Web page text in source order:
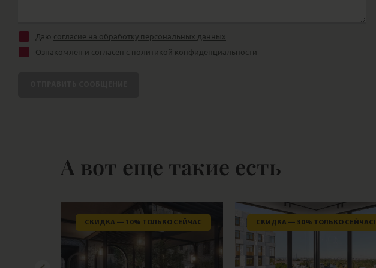
Даю согласие на обработку персональных данных
Ознакомлен и согласен с политикой конфиденциальности
А вот еще такие есть
СКИДКА — 10% ТОЛЬКО СЕЙЧАС СКИДКА — 30% ТОЛЬКО СЕЙЧАС!